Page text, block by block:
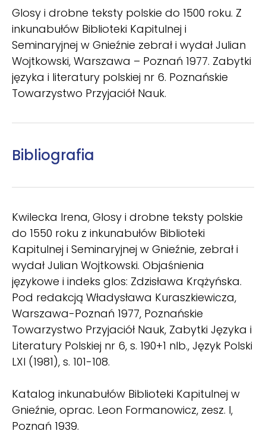
Glosy i drobne teksty polskie do 1500 roku. Z
inkunabułów Biblioteki Kapitulnej i
Seminaryjnej w Gnieźnie zebrał i wydał Julian
Wojtkowski, Warszawa – Poznań 1977. Zabytki
języka i literatury polskiej nr 6. Poznańskie
Towarzystwo Przyjaciół Nauk.
Bibliografia
Kwilecka Irena, Glosy i drobne teksty polskie
do 1550 roku z inkunabułów Biblioteki
Kapitulnej i Seminaryjnej w Gnieźnie, zebrał i
wydał Julian Wojtkowski. Objaśnienia
językowe i indeks glos: Zdzisława Krążyńska.
Pod redakcją Władysława Kuraszkiewicza,
Warszawa-Poznań 1977, Poznańskie
Towarzystwo Przyjaciół Nauk, Zabytki Języka i
Literatury Polskiej nr 6, s. 190+1 nlb., Język Polski
LXI (1981), s. 101-108.
Katalog inkunabułów Biblioteki Kapitulnej w
Gnieźnie, oprac. Leon Formanowicz, zesz. I,
Poznań 1939.